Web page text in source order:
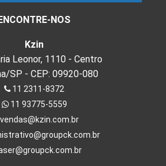
ENCONTRE-NOS
Kzin
Leonor, 1110 - Centro
SP - CEP: 09920-080
11 2311-8372
11 93775-5559